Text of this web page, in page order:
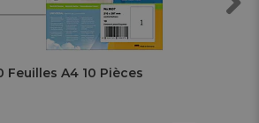
Feuilles A4 10 Pièces